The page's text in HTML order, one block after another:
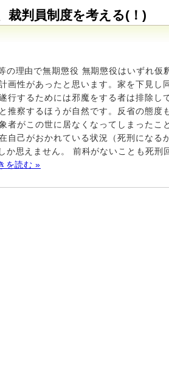
裁判員制度を考える(！)
の理由で無期懲役 無期懲役はいずれ仮
画性があったと思います。家を下見し
行するためには邪魔をする者は排除し
推察するほうが自然です。反省の態度
者がこの世に居なくなってしまったこ
自己がおかれている状況（死刑になる
か思えません。 前科がないことも死刑
を読む »